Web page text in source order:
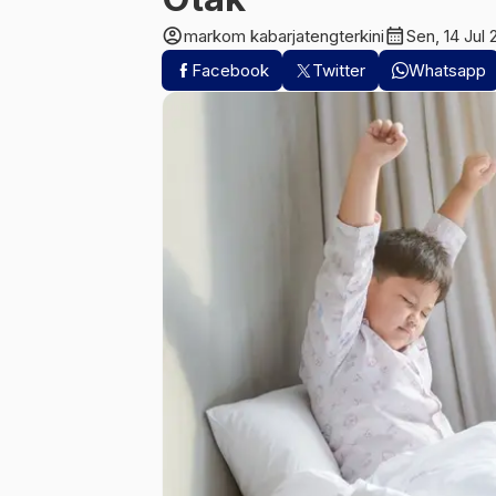
account_circlemarkom kabarjatengterkinicalendar_monthSen, 14 Jul
Facebook
Twitter Whatsapp